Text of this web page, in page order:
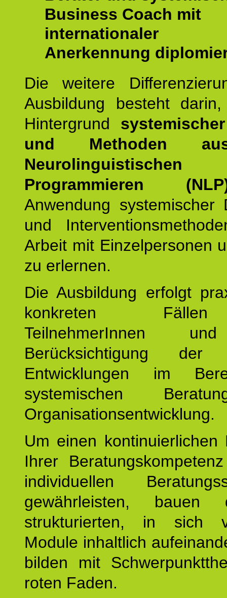
Business Coach mit
internationaler
Anerkennung
Die weitere
Ausbildung besteht
Hintergrund
und Methoden
Neurolinguistischen
Programmieren
Anwendung systemischer
und
Arbeit mit Einzelpersonen
zu erlernen.
Die Ausbildung erfolgt
konkreten
TeilnehmerInnen
Berücksichtigung der
Entwicklungen im
systemischen
Organisationsentwicklung.
Um einen kontinuierlichen
Ihrer
individuellen
gewährleisten,
strukturierten, in sich
Module inhaltlich
bilden mit
roten Faden.